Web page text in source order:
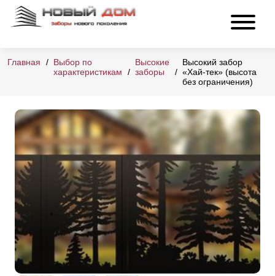
Главная
Выбор по
характеристикам
Высокие
заборы
Высокий забор
«Хай-тек» (высота
без ограничения)